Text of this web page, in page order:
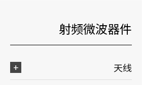
射频微波器件
天线